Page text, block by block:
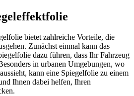
bietet zahlreiche Vorteile, die
Zunächst einmal kann das
dazu führen, dass Ihr Fahrzeug
in urbanen Umgebungen, wo
kann eine Spiegelfolie zu einem
Ihnen dabei helfen, Ihren